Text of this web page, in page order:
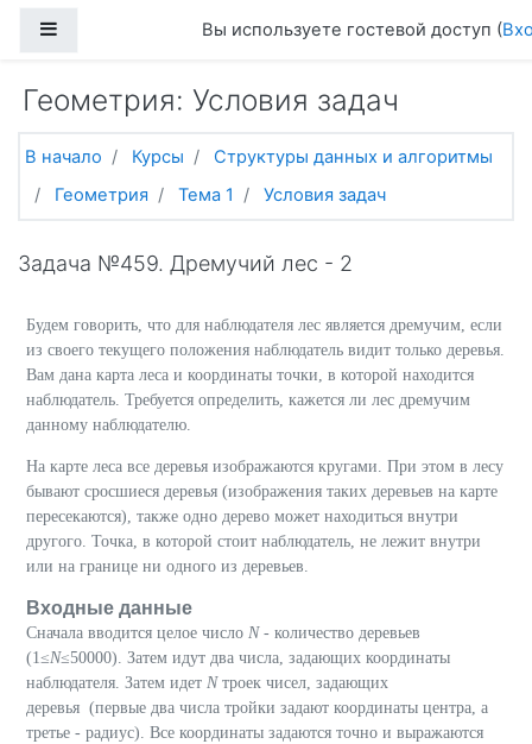
Вы используете гостевой доступ (
Геометрия: Условия задач
В начало Курсы
Структуры данных и алгоритмы
Геометрия
Тема 1 Условия задач
Задача №459. Дремучий лес - 2
Будем говорить, что для наблюдателя лес является дремучим, если
из своего текущего положения наблюдатель видит только деревья.
Вам дана карта леса и координаты точки, в которой находится
наблюдатель. Требуется определить, кажется ли лес дремучим
данному наблюдателю.
На карте леса все деревья изображаются кругами. При этом в лесу
бывают сросшиеся деревья (изображения таких деревьев на карте
пересекаются), также одно дерево может находиться внутри
другого. Точка, в которой стоит наблюдатель, не лежит внутри
или на границе ни одного из деревьев.
Входные данные
Cначала вводится целое число N- количество деревьев
(1≤N≤50000). Затем идут два числа, задающих координаты
наблюдателя. Затем идет Nтроек чисел, задающих
деревья (первые два числа тройки задают координаты центра, а
третье - радиус). Все координаты задаются точно и выражаются